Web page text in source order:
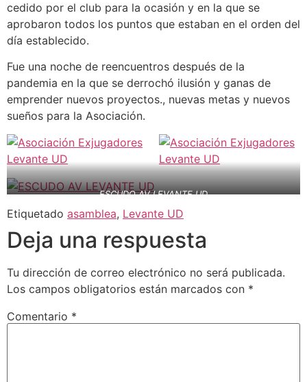
cedido por el club para la ocasión y en la que se
aprobaron todos los puntos que estaban en el orden del
día establecido.
Fue una noche de reencuentros después de la
pandemia en la que se derrochó ilusión y ganas de
emprender nuevos proyectos., nuevas metas y nuevos
sueños para la Asociación.
ESCUDO AV LEVANTE UD
Etiquetado asamblea, Levante UD
Deja una respuesta
Tu dirección de correo electrónico no será publicada.
Los campos obligatorios están marcados con *
Comentario *